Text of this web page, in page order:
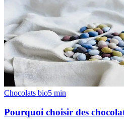
Chocolats bio5 min
Pourquoi choisir des